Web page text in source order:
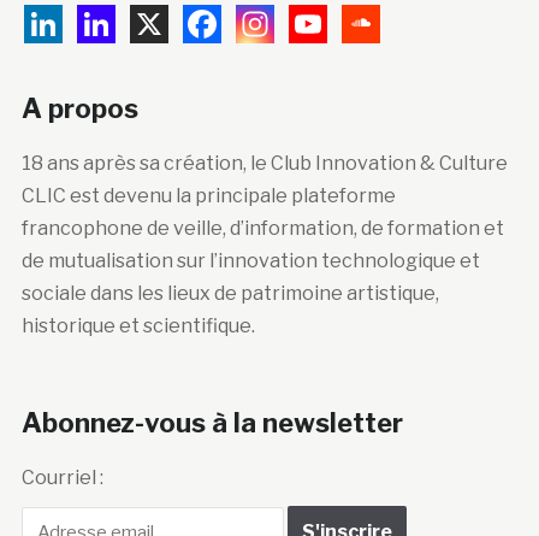
A propos
18 ans après sa création, le Club Innovation & Culture
CLIC est devenu la principale plateforme
francophone de veille, d’information, de formation et
de mutualisation sur l’innovation technologique et
sociale dans les lieux de patrimoine artistique,
historique et scientifique.
Abonnez-vous à la newsletter
Courriel :